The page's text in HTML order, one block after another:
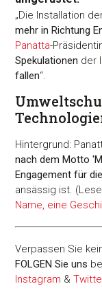
„Die Installation
mehr in Richtung
Panatta-
Spekulationen der
fallen“.
Hintergrund:
nach dem Motto
Engagement für
ansässig ist.
Name, eine
Verpassen Sie
FOLGEN Sie uns
Instagram &